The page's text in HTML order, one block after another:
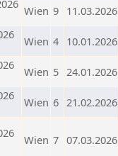
Wien 9 11.03.2026
Wien 4 10.01.2026
Wien 5 24.01.2026
Wien 6 21.02.2026
Wien 7 07.03.2026